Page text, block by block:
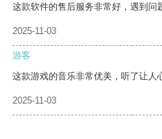
这款软件的售后服务非常好，遇到问
2025-11-03
游客
这款游戏的音乐非常优美，听了让人
2025-11-03